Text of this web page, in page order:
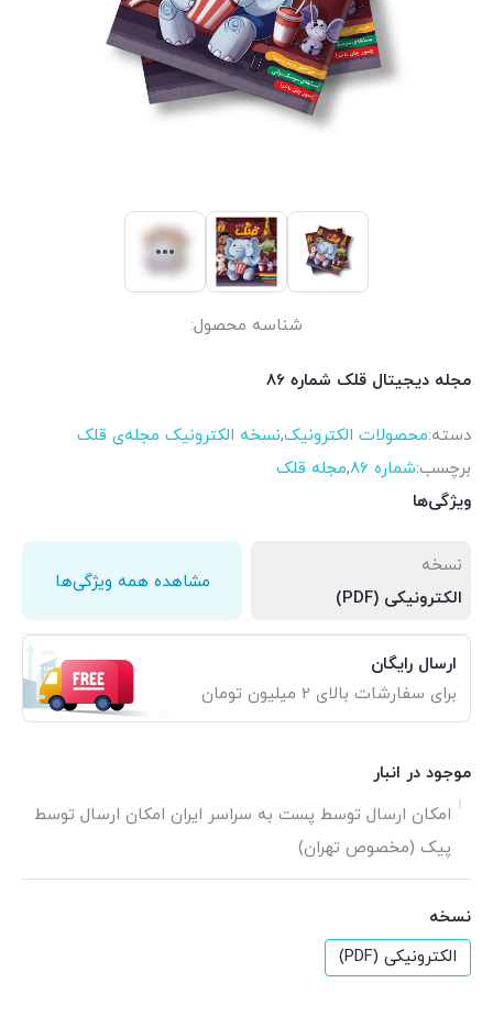
شناسه محصول:
مجله دیجیتال قلک شماره 86
دسته:محصولات الکترونیک,نسخه الکترونیک مجله‌ی قلک
برچسب:شماره 86 ,مجله قلک
ویژگی‌ها
نسخه
الکترونیکی (PDF)
مشاهده همه ویژگی‌ها
ارسال رایگان
برای سفارشات بالای 2 میلیون تومان
موجود در انبار
امکان ارسال توسط پست به سراسر ایران امکان ارسال توسط
پیک (مخصوص تهران)
نسخه
الکترونیکی (PDF)